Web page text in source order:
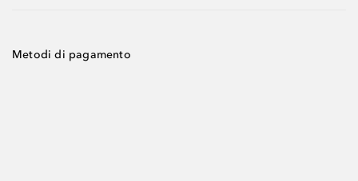
Metodi di pagamento